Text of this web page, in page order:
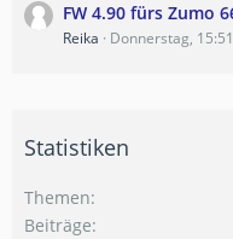
FW 4.90 fürs Zumo
Reika Donnerstag, 15:51
Statistiken
Themen
Beiträge